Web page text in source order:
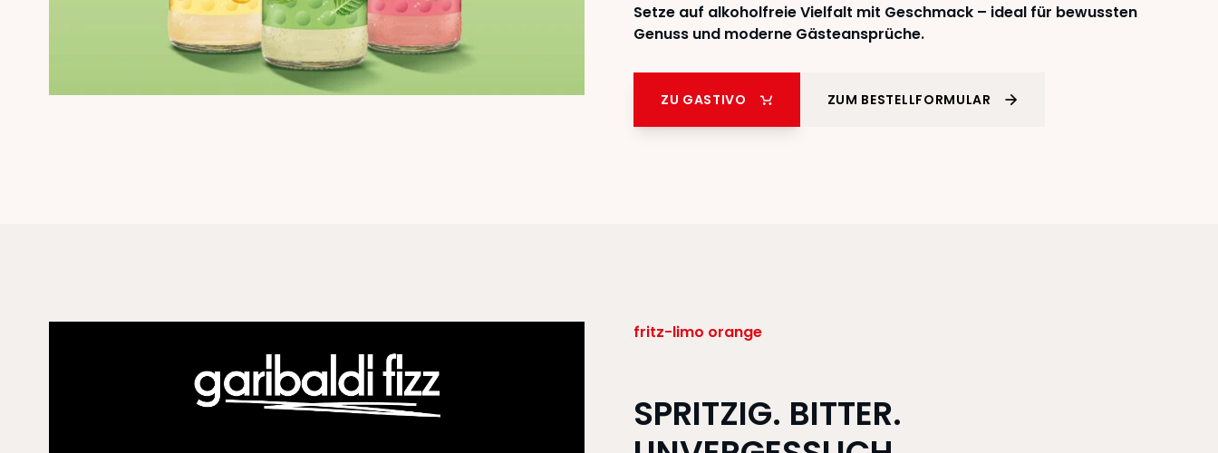
Setze auf alkoholfreie Vielfalt mit Geschmack – ideal für bewussten
Genuss und moderne Gästeansprüche.
ZU GASTIVO ZUM BESTELLFORMULAR
fritz-limo orange
SPRITZIG. BITTER.